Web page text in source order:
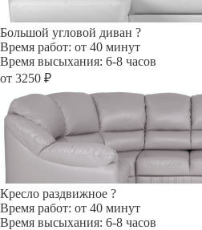
Большой угловой диван ?
Время работ: от 40 минут
Время высыхания: 6-8 часов
от 3250 ₽
Кресло раздвижное ?
Время работ: от 40 минут
Время высыхания: 6-8 часов